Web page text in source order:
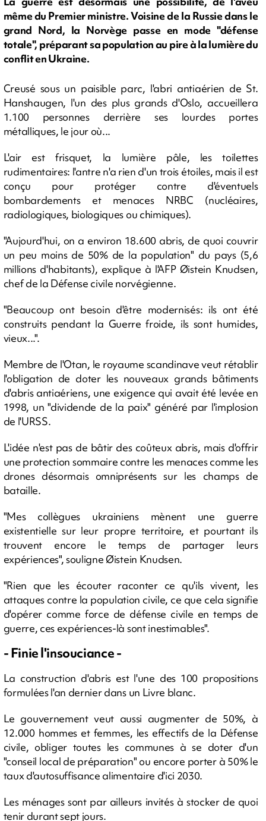
même du Premier ministre. Voisine de la Russie dans le
grand Nord, la Norvège passe en mode "défense
totale", préparant sa population au pire à la lumière du
conflit en Ukraine.
Creusé sous un paisible parc, l'abri antiaérien de St.
Hanshaugen, l'un des plus grands d'Oslo, accueillera
1.100 personnes derrière ses lourdes portes
métalliques, le jour où...
L'air est frisquet, la lumière pâle, les toilettes
rudimentaires: l'antre n'a rien d'un trois étoiles, mais il est
conçu pour protéger contre d'éventuels
bombardements et menaces NRBC (nucléaires,
radiologiques, biologiques ou chimiques).
"Aujourd'hui, on a environ 18.600 abris, de quoi couvrir
un peu moins de 50% de la population" du pays (5,6
millions d'habitants), explique à l'AFP Øistein Knudsen,
chef de la Défense civile norvégienne.
"Beaucoup ont besoin d'être modernisés: ils ont été
construits pendant la Guerre froide, ils sont humides,
vieux...".
Membre de l'Otan, le royaume scandinave veut rétablir
l'obligation de doter les nouveaux grands bâtiments
d'abris antiaériens, une exigence qui avait été levée en
1998, un "dividende de la paix" généré par l'implosion
de l'URSS.
L'idée n'est pas de bâtir des coûteux abris, mais d'offrir
une protection sommaire contre les menaces comme les
drones désormais omniprésents sur les champs de
bataille.
"Mes collègues ukrainiens mènent une guerre
existentielle sur leur propre territoire, et pourtant ils
trouvent encore le temps de partager leurs
expériences", souligne Øistein Knudsen.
"Rien que les écouter raconter ce qu'ils vivent, les
attaques contre la population civile, ce que cela signifie
d'opérer comme force de défense civile en temps de
guerre, ces expériences-là sont inestimables".
- Finie l'insouciance -
La construction d'abris est l'une des 100 propositions
formulées l'an dernier dans un Livre blanc.
Le gouvernement veut aussi augmenter de 50%, à
12.000 hommes et femmes, les effectifs de la Défense
civile, obliger toutes les communes à se doter d'un
"conseil local de préparation" ou encore porter à 50% le
taux d'autosuffisance alimentaire d'ici 2030.
Les ménages sont par ailleurs invités à stocker de quoi
tenir durant sept jours.